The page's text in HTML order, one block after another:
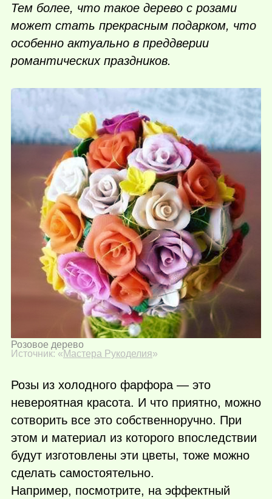
Тем более, что такое дерево с розами
может стать прекрасным подарком, что
особенно актуально в преддверии
романтических праздников.
Розовое дерево
Источник: «Мастера Рукоделия»
Розы из холодного фарфора — это
невероятная красота. И что приятно, можно
сотворить все это собственноручно. При
этом и материал из которого впоследствии
будут изготовлены эти цветы, тоже можно
сделать самостоятельно.
Например, посмотрите, на эффектный